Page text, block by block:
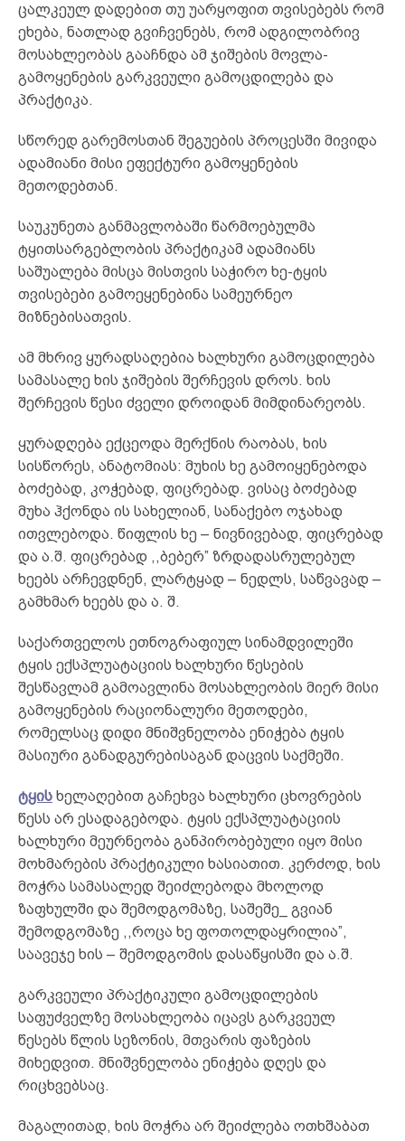
ცალკეულ დადებით თუ უარყოფით თვისებებს რომ
ეხება, ნათლად გვიჩვენებს, რომ ადგილობრივ
მოსახლეობას გააჩნდა ამ ჯიშების მოვლა-
გამოყენების გარკვეული გამოცდილება და
პრაქტიკა.
სწორედ გარემოსთან შეგუების პროცესში მივიდა
ადამიანი მისი ეფექტური გამოყენების
მეთოდებთან.
საუკუნეთა განმავლობაში წარმოებულმა
ტყითსარგებლობის პრაქტიკამ ადამიანს
საშუალება მისცა მისთვის საჭირო ხე-ტყის
თვისებები გამოეყენებინა სამეურნეო
მიზნებისათვის.
ამ მხრივ ყურადსაღებია ხალხური გამოცდილება
სამასალე ხის ჯიშების შერჩევის დროს. ხის
შერჩევის წესი ძველი დროიდან მიმდინარეობს.
ყურადღება ექცეოდა მერქნის რაობას, ხის
სისწორეს, ანატომიას: მუხის ხე გამოიყენებოდა
ბოძებად, კოჭებად, ფიცრებად. ვისაც ბოძებად
მუხა ჰქონდა ის სახელიან, სანაქებო ოჯახად
ითვლებოდა. წიფლის ხე – ნივნივებად, ფიცრებად
და ა.შ. ფიცრებად ,,ბებერ” ზრდადასრულებულ
ხეებს არჩევდნენ, ლარტყად – ნედლს, საწვავად –
გამხმარ ხეებს და ა. შ.
საქართველოს ეთნოგრაფიულ სინამდვილეში
ტყის ექსპლუატაციის ხალხური წესების
შესწავლამ გამოავლინა მოსახლეობის მიერ მისი
გამოყენების რაციონალური მეთოდები,
რომელსაც დიდი მნიშვნელობა ენიჭება ტყის
მასიური განადგურებისაგან დაცვის საქმეში.
ტყის ხელაღებით გაჩეხვა ხალხური ცხოვრების
წესს არ ესადაგებოდა. ტყის ექსპლუატაციის
ხალხური მეურნეობა განპირობებული იყო მისი
მოხმარების პრაქტიკული ხასიათით. კერძოდ, ხის
მოჭრა სამასალედ შეიძლებოდა მხოლოდ
ზაფხულში და შემოდგომაზე, საშეშე_ გვიან
შემოდგომაზე ,,როცა ხე ფოთოლდაყრილია”,
საავეჯე ხის – შემოდგომის დასაწყისში და ა.შ.
გარკვეული პრაქტიკული გამოცდილების
საფუძველზე მოსახლეობა იცავს გარკვეულ
წესებს წლის სეზონის, მთვარის ფაზების
მიხედვით. მნიშვნელობა ენიჭება დღეს და
რიცხვებსაც.
მაგალითად, ხის მოჭრა არ შეიძლება ოთხშაბათ